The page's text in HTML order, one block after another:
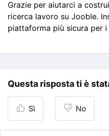
Grazie per aiutarci a
ricerca lavoro su Jooble.
piattaforma più sicura per
Questa risposta ti è
Sì No